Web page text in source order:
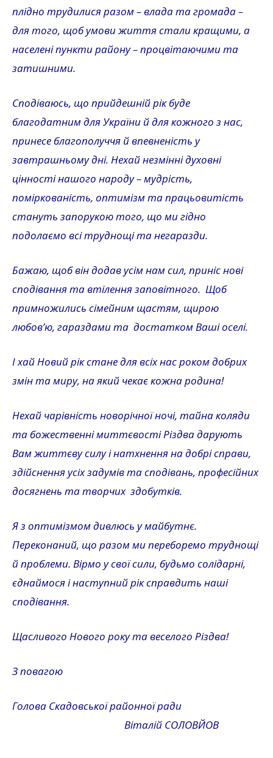
плідно трудилися разом – влада та громада –
для того, щоб умови життя стали кращими, а
населені пункти району – процвітаючими та
затишними.
Сподіваюсь, що прийдешній рік буде
благодатним для України й для кожного з нас,
принесе благополуччя й впевненість у
завтрашньому дні. Нехай незмінні духовні
цінності нашого народу – мудрість,
поміркованість, оптимізм та працьовитість
стануть запорукою того, що ми гідно
подолаємо всі труднощі та негаразди.
Бажаю, щоб він додав усім нам сил, приніс нові
сподівання та втілення заповітного. Щоб
примножились сімейним щастям, щирою
любов’ю, гараздами та достатком Ваші оселі.
І хай Новий рік стане для всіх нас роком добрих
змін та миру, на який чекає кожна родина!
Нехай чарівність новорічної ночі, тайна коляди
та божественні миттєвості Різдва дарують
Вам життєву силу і натхнення на добрі справи,
здійснення усіх задумів та сподівань, професійних
досягнень та творчих здобутків.
Я з оптимізмом дивлюсь у майбутнє.
Переконаний, що разом ми переборемо труднощі
й проблеми. Вірмо у свої сили, будьмо солідарні,
єднаймося і наступний рік справдить наші
сподівання.
Щасливого Нового року та веселого Різдва!
З повагою
Голова Скадовської районної ради
Віталій СОЛОВЙОВ